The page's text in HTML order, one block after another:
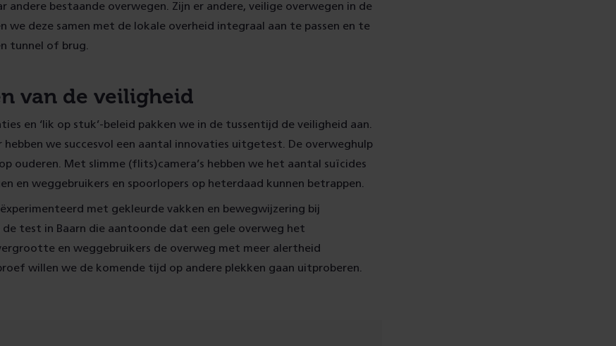
andere bestaande overwegen. Zijn er andere, veilige overwegen in de
we deze samen met de lokale overheid integraal aan te passen en te
tunnel of brug.
van de veiligheid
en ‘lik op stuk’-beleid pakken we in de tussentijd de veiligheid aan.
hebben we succesvol een aantal innovaties uitgetest. De overweghulp
ouderen. Met slimme (flits)camera’s hebben we het aantal suïcides
en weggebruikers en spoorlopers op heterdaad kunnen betrappen.
met gekleurde vakken en bewegwijzering bij
de test in Baarn die aantoonde dat een gele overweg het
en weggebruikers de overweg met meer alertheid
willen we de komende tijd op andere plekken gaan uitproberen.